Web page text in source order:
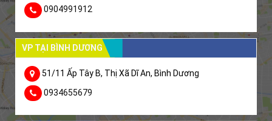
0904991912
VP TẠI BÌNH DƯƠNG
51/11 Ấp Tây B, Thị Xã Dĩ An, Bình Dương
0934655679